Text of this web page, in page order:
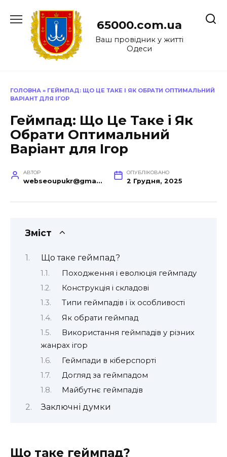
до
65000.com.ua
Ваш провідник у житті
Одеси
ГОЛОВНА » ГЕЙМПАД: ЩО ЦЕ ТАКЕ І ЯК ОБРАТИ ОПТИМАЛЬНИЙ
ВАРІАНТ ДЛЯ ІГОР
Геймпад: Що Це Таке і Як
Обрати Оптимальний
Варіант для Ігор
АВТОР
webseoupukr@gmail.com
ОПУБЛІКОВАНО
2 Грудня, 2025
Зміст
Що таке геймпад?
Походження і еволюція геймпаду
Конструкція і складові
Типи геймпадів і їх особливості
Як обрати геймпад
Використання геймпадів у різних
жанрах ігор
Геймпади в кіберспорті
Догляд за геймпадом
Майбутнє геймпадів
Заключні думки
Що таке геймпад?